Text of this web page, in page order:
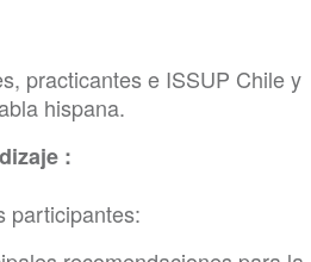
practicantes e ISSUP Chile y
hispana.
:
participantes: